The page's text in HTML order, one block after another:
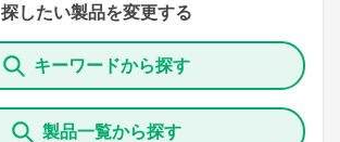
探したい製品を変更する
キーワードから探す
製品一覧から探す